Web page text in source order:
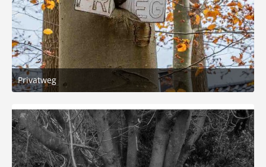
Privatweg
13. November 2025 um 20:51